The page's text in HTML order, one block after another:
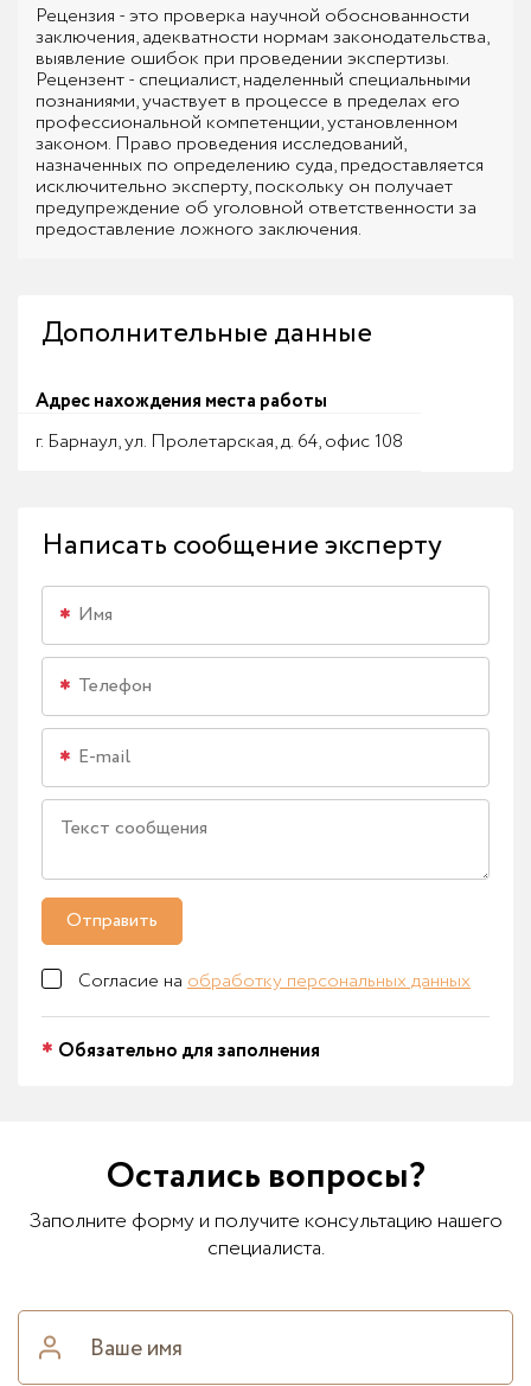
Рецензия - это проверка научной обоснованности
заключения, адекватности нормам законодательства,
выявление ошибок при проведении экспертизы.
Рецензент - специалист, наделенный специальными
познаниями, участвует в процессе в пределах его
профессиональной компетенции, установленном
законом. Право проведения исследований,
назначенных по определению суда, предоставляется
исключительно эксперту, поскольку он получает
предупреждение об уголовной ответственности за
предоставление ложного заключения.
Дополнительные данные
Адрес нахождения места работы
г. Барнаул, ул. Пролетарская, д. 64, офис 108
Написать сообщение эксперту
Отправить
Согласие на обработку персональных данных
Обязательно для заполнения
Остались вопросы?
Заполните форму и получите консультацию нашего
специалиста.